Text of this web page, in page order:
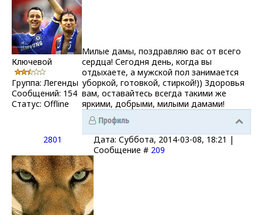
Ключевой
Группа: Легенды
Сообщений: 154
Статус: Offline
Милые дамы, поздравляю вас от всего
сердца! Сегодня день, когда вы
отдыхаете, а мужской пол занимается
уборкой, готовкой, стиркой!)) Здоровья
вам, оставайтесь всегда такими же
яркими, добрыми, милыми дамами!
2801
Дата: Суббота, 2014-03-08, 18:21 |
Сообщение # 209